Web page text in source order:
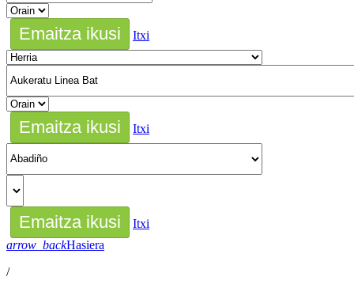
Itxi
Itxi
Itxi
arrow_backHasiera
/